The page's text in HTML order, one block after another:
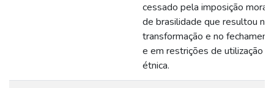
cessado pela imposição moral
de brasilidade que resultou na
transformação e no
e em restrições de utilização
étnica.